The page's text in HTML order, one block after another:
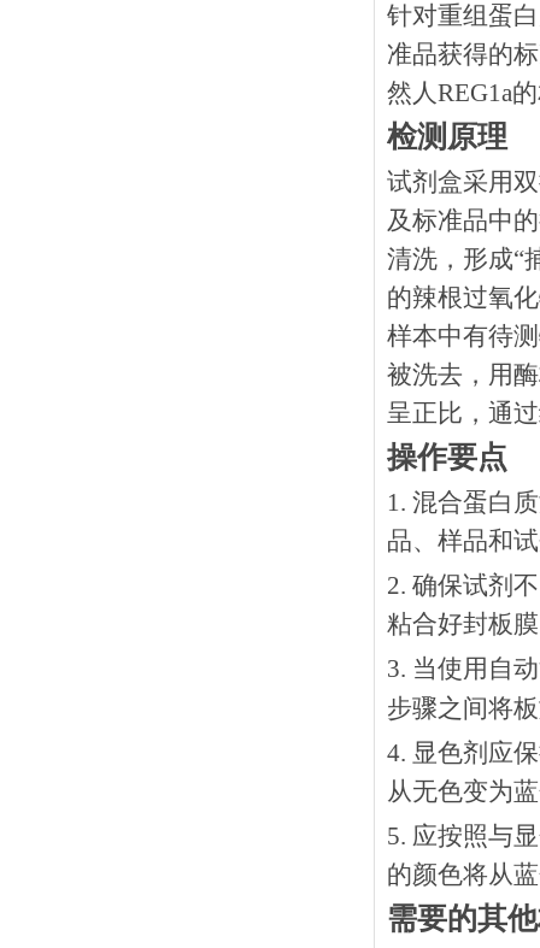
针对重组蛋
准品获得的
然人REG1a
检测原理
试剂盒采用
及标准品中
清洗，形成“
的辣根过氧
样本中有待
被洗去，用
呈正比，通
操作要点
1. 混合蛋白
品、样品和
2. 确保试剂
粘合好封板
3. 当使用自
步骤之间将
4. 显色剂应
从无色变为
5. 应按照与
的颜色将从
需要的其